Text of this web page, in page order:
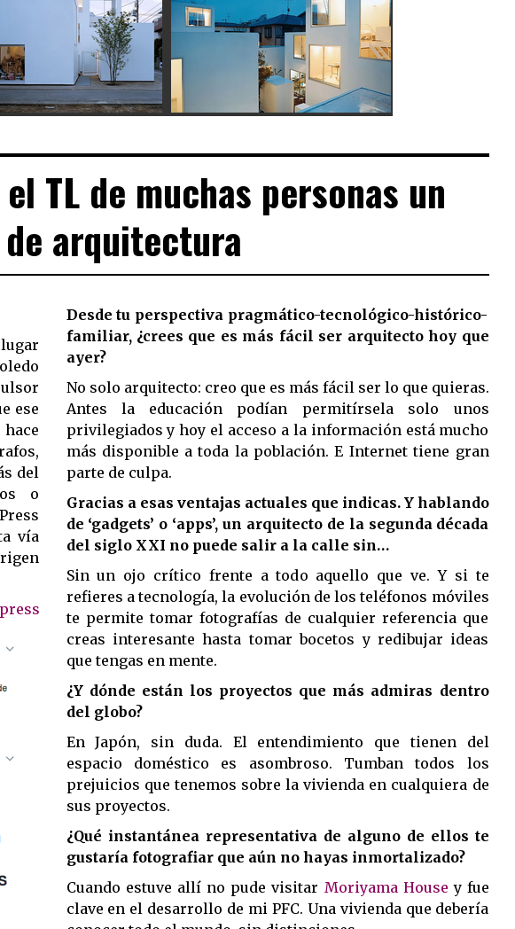
TL de muchas personas un
arquitectura
ese
hace
del
o
vía
Desde tu perspectiva pragmático-tecnológico-histórico-
familiar, ¿crees que es más fácil ser arquitecto hoy que
ayer?
No solo arquitecto: creo que es más fácil ser lo que quieras.
Antes la educación podían permitírsela solo unos
privilegiados y hoy el acceso a la información está mucho
más disponible a toda la población. E Internet tiene gran
parte de culpa.
Gracias a esas ventajas actuales que indicas. Y hablando
de ‘gadgets’ o ‘apps’, un arquitecto de la segunda década
del siglo XXI no puede salir a la calle sin…
Sin un ojo crítico frente a todo aquello que ve. Y si te
refieres a tecnología, la evolución de los teléfonos móviles
te permite tomar fotografías de cualquier referencia que
creas interesante hasta tomar bocetos y redibujar ideas
que tengas en mente.
¿Y dónde están los proyectos que más admiras dentro
del globo?
En Japón, sin duda. El entendimiento que tienen del
espacio doméstico es asombroso. Tumban todos los
prejuicios que tenemos sobre la vivienda en cualquiera de
sus proyectos.
¿Qué instantánea representativa de alguno de ellos te
gustaría fotografiar que aún no hayas inmortalizado?
Cuando estuve allí no pude visitar Moriyama House y fue
clave en el desarrollo de mi PFC. Una vivienda que debería